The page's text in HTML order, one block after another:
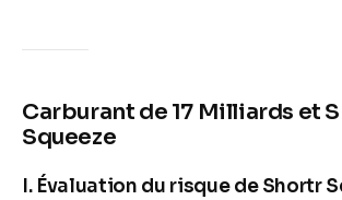
Carburant de 17 Milliards et
Squeeze
I. Évaluation du risque de Shortr